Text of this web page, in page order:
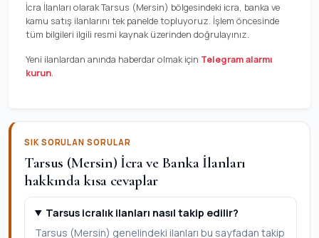
İcra İlanları olarak Tarsus (Mersin) bölgesindeki icra, banka ve
kamu satış ilanlarını tek panelde topluyoruz. İşlem öncesinde
tüm bilgileri ilgili resmi kaynak üzerinden doğrulayınız.
Yeni ilanlardan anında haberdar olmak için Telegram alarmı
kurun.
SIK SORULAN SORULAR
Tarsus (Mersin) İcra ve Banka İlanları
hakkında kısa cevaplar
Tarsus icralık ilanları nasıl takip edilir?
Tarsus (Mersin) genelindeki ilanları bu sayfadan takip